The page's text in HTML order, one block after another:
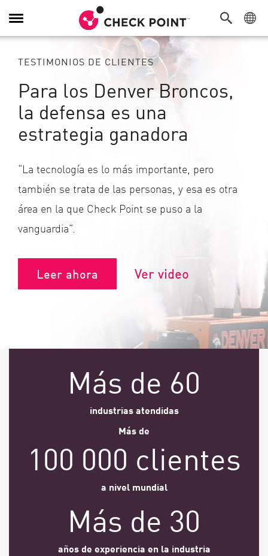
Alternar
navegación
TESTIMONIOS DE CLIENTES
Para los Denver Broncos,
la defensa es una
estrategia ganadora
“La tecnología es lo más importante, pero
también se trata de las personas, y esa es otra
área en la que Check Point se puso a la
vanguardia”.
Leer ahora Ver video
Más de 60
industrias atendidas
Más de
100 000 clientes
a nivel mundial
Más de 30
años de experiencia en la industria